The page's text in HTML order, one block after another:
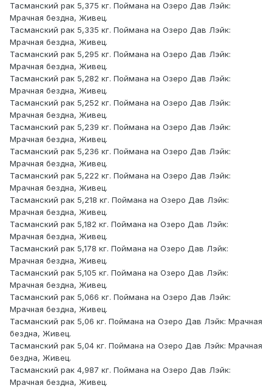
Тасманский рак 5,375 кг. Поймана на Озеро Дав Лэйк:
Мрачная бездна, Живец.
Тасманский рак 5,335 кг. Поймана на Озеро Дав Лэйк:
Мрачная бездна, Живец.
Тасманский рак 5,295 кг. Поймана на Озеро Дав Лэйк:
Мрачная бездна, Живец.
Тасманский рак 5,282 кг. Поймана на Озеро Дав Лэйк:
Мрачная бездна, Живец.
Тасманский рак 5,252 кг. Поймана на Озеро Дав Лэйк:
Мрачная бездна, Живец.
Тасманский рак 5,239 кг. Поймана на Озеро Дав Лэйк:
Мрачная бездна, Живец.
Тасманский рак 5,236 кг. Поймана на Озеро Дав Лэйк:
Мрачная бездна, Живец.
Тасманский рак 5,222 кг. Поймана на Озеро Дав Лэйк:
Мрачная бездна, Живец.
Тасманский рак 5,218 кг. Поймана на Озеро Дав Лэйк:
Мрачная бездна, Живец.
Тасманский рак 5,182 кг. Поймана на Озеро Дав Лэйк:
Мрачная бездна, Живец.
Тасманский рак 5,178 кг. Поймана на Озеро Дав Лэйк:
Мрачная бездна, Живец.
Тасманский рак 5,105 кг. Поймана на Озеро Дав Лэйк:
Мрачная бездна, Живец.
Тасманский рак 5,066 кг. Поймана на Озеро Дав Лэйк:
Мрачная бездна, Живец.
Тасманский рак 5,06 кг. Поймана на Озеро Дав Лэйк: Мрачная
бездна, Живец.
Тасманский рак 5,04 кг. Поймана на Озеро Дав Лэйк: Мрачная
бездна, Живец.
Тасманский рак 4,987 кг. Поймана на Озеро Дав Лэйк:
Мрачная бездна, Живец.